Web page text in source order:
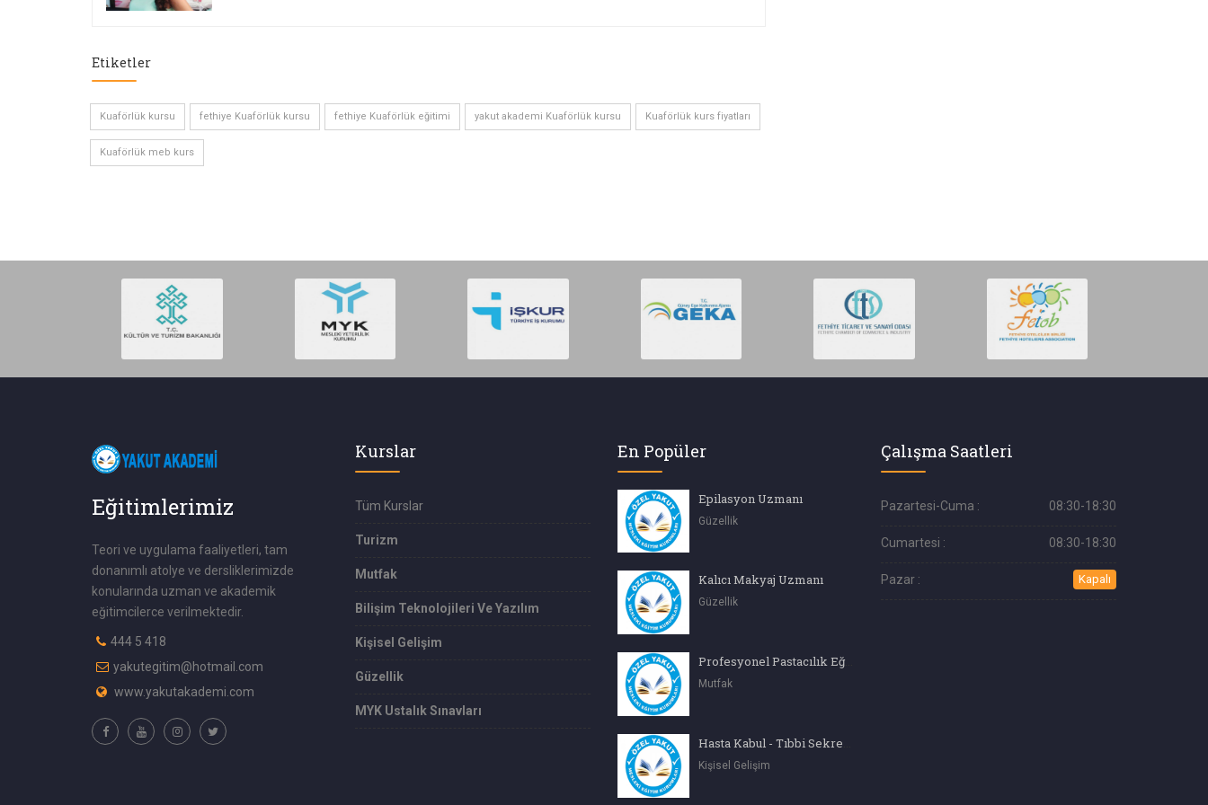
Etiketler
Kuaförlük kursu fethiye Kuaförlük kursu fethiye Kuaförlük eğitimi yakut akademi Kuaförlük kursu Kuaförlük kurs fiyatları
Kuaförlük meb kurs
Eğitimlerimiz
Teori ve uygulama faaliyetleri, tam
donanımlı atolye ve dersliklerimizde
konularında uzman ve akademik
eğitimcilerce verilmektedir.
444 5 418
yakutegitim@hotmail.com
www.yakutakademi.com
Kurslar
Tüm Kurslar
Turizm
Mutfak
Bilişim Teknolojileri Ve Yazılım
Kişisel Gelişim
Güzellik
MYK Ustalık Sınavları
En Popüler
Epilasyon Uzmanı
Güzellik
Kalıcı Makyaj Uzmanı
Güzellik
Profesyonel Pastacılık Eğitimi
Mutfak
Kişisel Gelişim
Çalışma Saatleri
Pazartesi-Cuma : 08:30-18:30
Cumartesi : 08:30-18:30
Pazar : Kapalı